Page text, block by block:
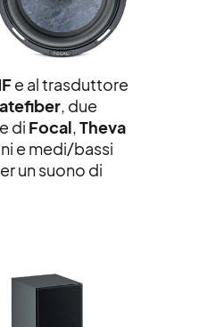
e al trasduttore
, due
di Focal,Theva
e medi/bassi
un suono di